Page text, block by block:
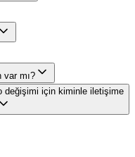
mı?
değişimi için kiminle iletişime